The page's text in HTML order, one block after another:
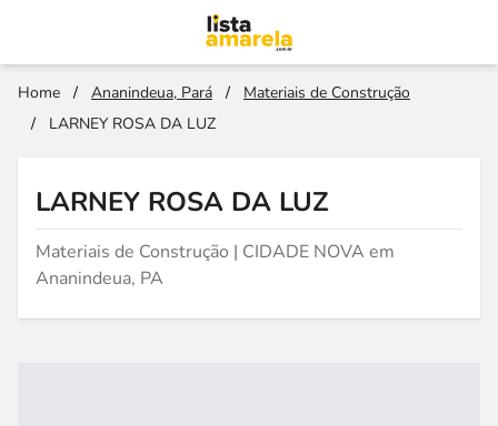
Home / Ananindeua, Pará /
Materiais de Construção
/
LARNEY ROSA DA LUZ
LARNEY ROSA DA LUZ
Materiais de Construção | CIDADE NOVA em
Ananindeua, PA